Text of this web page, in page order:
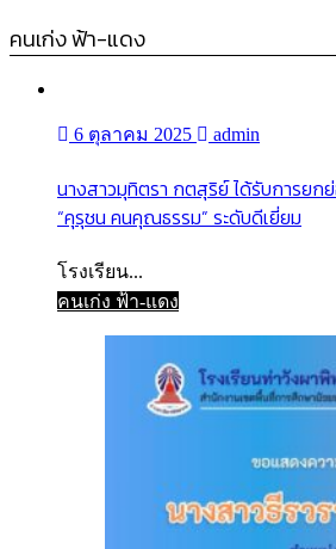
คนเก่ง ฟ้า-แดง
6 ตุลาคม 2025 admin
นางสาวมุทิตรา กตสุริย์ ได้รับการยก
“คุรุชน คนคุณธรรม” ระดับดีเยี่ยม
โรงเรียน...
คนเก่ง ฟ้า-แดง